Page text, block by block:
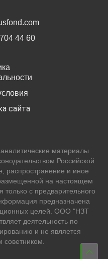
44 60
сайта
материалы
Российской
распространение и иное
на настоящем
только с предварительного
предназначена
целей. ООО "НЗТ
деятельность по
и не является
советником.